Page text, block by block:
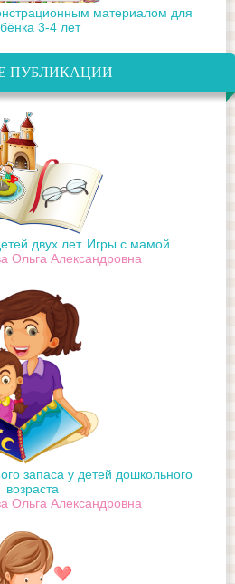
материалом для
3-4 лет
ПУБЛИКАЦИИ
двух лет. Игры с мамой
Ольга Александровна
запаса у детей дошкольного
возраста
Ольга Александровна